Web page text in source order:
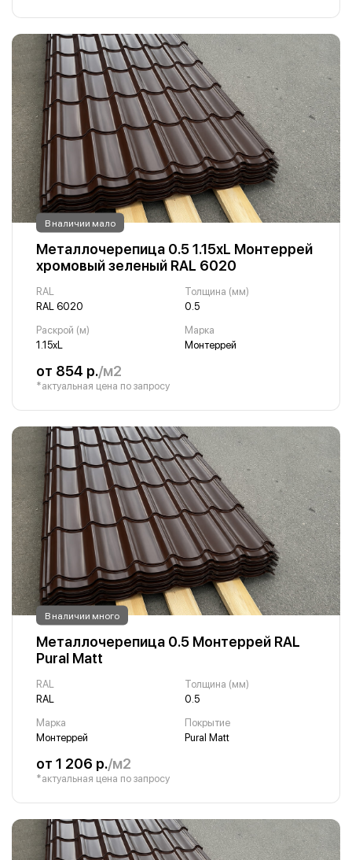
В наличии мало
Металлочерепица 0.5 1.15хL Монтеррей
хромовый зеленый RAL 6020
RAL
RAL 6020
Толщина (мм)
0.5
Раскрой (м)
1.15хL
Марка
Монтеррей
от 854 р./м2
*актуальная цена по запросу
В наличии много
Металлочерепица 0.5 Монтеррей RAL
Pural Matt
RAL
RAL
Толщина (мм)
0.5
Марка
Монтеррей
Покрытие
Pural Matt
от 1 206 р./м2
*актуальная цена по запросу